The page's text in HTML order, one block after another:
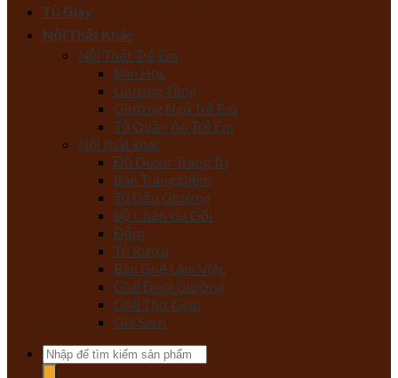
Tủ Giày
Nội Thất Khác
Nội Thất Trẻ Em
Bàn Học
Giường Tầng
Giường Ngủ Trẻ Em
Tủ Quần Áo Trẻ Em
Nội thất khác
Đồ Decor Trang Trí
Bàn Trang Điểm
Tủ Đầu Giường
Bộ Chăn Ga Gối
Đệm
Tủ Rượu
Bàn Ghế Làm Việc
Ghế Đuôi Giường
Ghế Thư Giãn
Giá Sách
Tìm
kiếm: